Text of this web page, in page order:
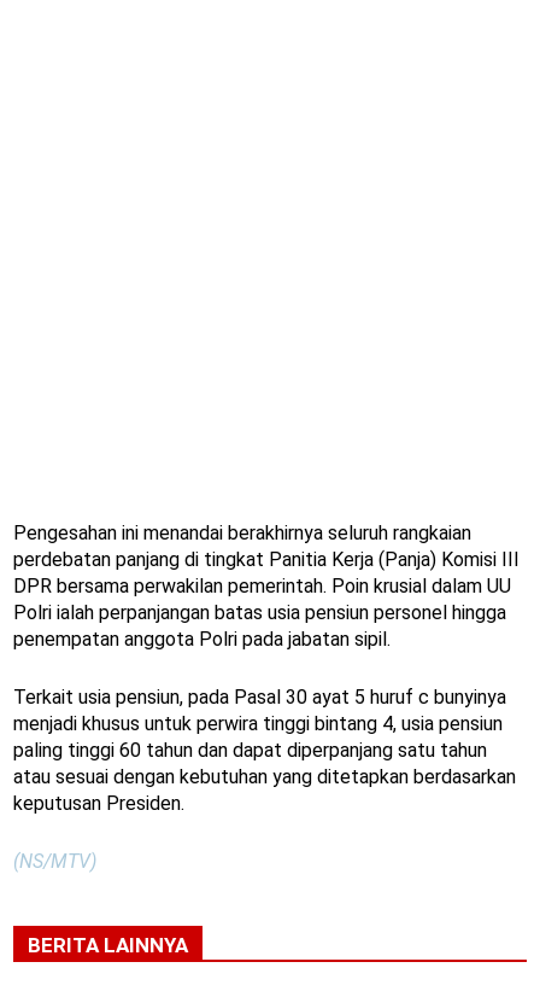
Pengesahan ini menandai berakhirnya seluruh rangkaian
perdebatan panjang di tingkat Panitia Kerja (Panja) Komisi III
DPR bersama perwakilan pemerintah. Poin krusial dalam UU
Polri ialah perpanjangan batas usia pensiun personel hingga
penempatan anggota Polri pada jabatan sipil.
Terkait usia pensiun, pada Pasal 30 ayat 5 huruf c bunyinya
menjadi khusus untuk perwira tinggi bintang 4, usia pensiun
paling tinggi 60 tahun dan dapat diperpanjang satu tahun
atau sesuai dengan kebutuhan yang ditetapkan berdasarkan
keputusan Presiden.
(NS/MTV)
BERITA LAINNYA